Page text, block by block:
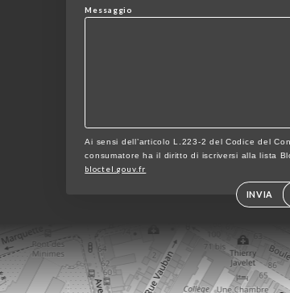
Messaggio
Ai sensi dell’articolo L.223-2 del Codice del
consumatore ha il diritto di iscriversi alla lista
bloctel.gouv.fr
INVIA